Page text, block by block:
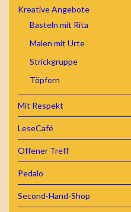
Kreative Angebote
Basteln mit Rita
Malen mit Urte
Strickgruppe
Töpfern
Mit Respekt
LeseCafé
Offener Treff
Pedalo
Second-Hand-Shop